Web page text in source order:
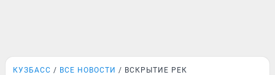
КУЗБАСС ВСЕ НОВОСТИ ВСКРЫТИЕ РЕК